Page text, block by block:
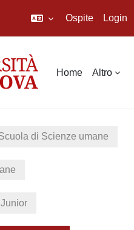
Ospite Login
Home Altro
di Scienze umane